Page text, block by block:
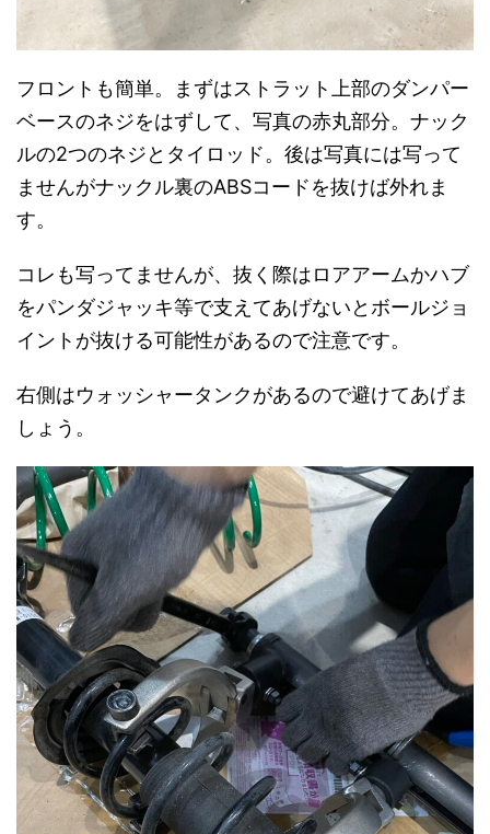
フロントも簡単。まずはストラット上部のダンパー
ベースのネジをはずして、写真の赤丸部分。ナック
ルの2つのネジとタイロッド。後は写真には写って
ませんがナックル裏のABSコードを抜けば外れま
す。
コレも写ってませんが、抜く際はロアアームかハブ
をパンダジャッキ等で支えてあげないとボールジョ
イントが抜ける可能性があるので注意です。
右側はウォッシャータンクがあるので避けてあげま
しょう。